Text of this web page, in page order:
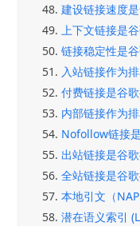
48. 建设链接速度
49. 上下文链接是
50. 链接稳定性是
51. 入站链接作为
52. 付费链接是谷
53. 内部链接作为
54. Nofollow链接
55. 出站链接是谷
56. 全站链接是谷
57. 本地引文（
58. 潜在语义索引